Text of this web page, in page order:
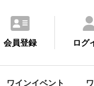
会員登録 ログ
ワインイベント